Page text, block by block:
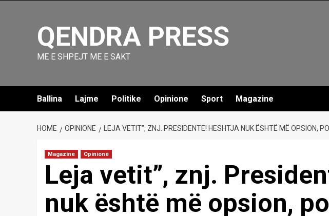
QENDRA PRESS
ME E SHPEJT ME E SAKT
Ballina Lajme Politike Opinione Sport Magazine
HOME OPINIONE LEJA VETIT”, ZNJ. PRESIDENTE! HESHTJA NUK ËSHTË MË OPSION,
Magazine Opinione
Leja vetit”, znj.
nuk është më opsion,